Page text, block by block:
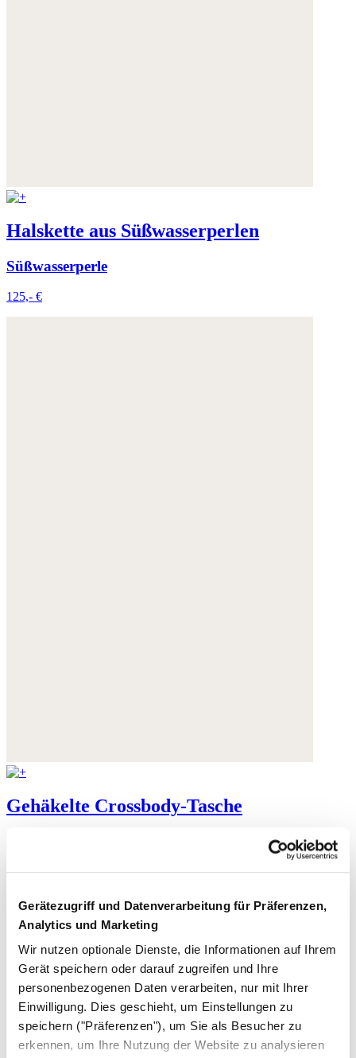
Gerätezugriff und Datenverarbeitung für Präferenzen,
Analytics und Marketing
Wir nutzen optionale Dienste, die Informationen auf Ihrem
Gerät speichern oder darauf zugreifen und Ihre
personenbezogenen Daten verarbeiten, nur mit Ihrer
Einwilligung. Dies geschieht, um Einstellungen zu
speichern ("Präferenzen"), um Sie als Besucher zu
erkennen, um Ihre Nutzung der Website zu analysieren
Halskette aus Süßwasserperlen
Süßwasserperle
125,- €
Gehäkelte Crossbody-Tasche
135,- €